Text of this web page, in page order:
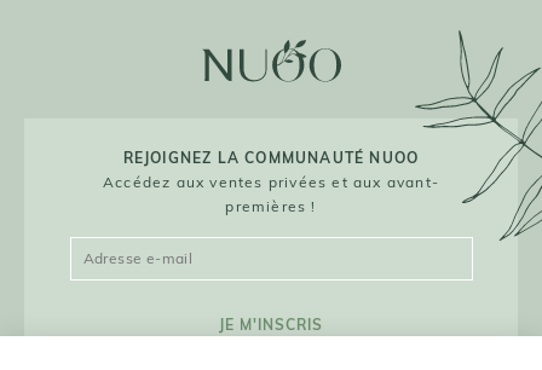
REJOIGNEZ LA COMMUNAUTÉ NUOO
Accédez aux ventes privées et aux avant-
premières !
JE M'INSCRIS